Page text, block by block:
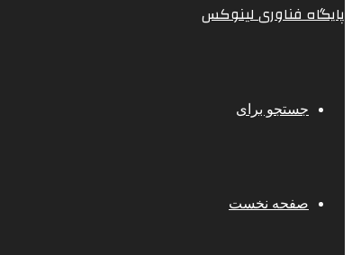
پایگاه فناوری لینوکس
جستجو برای
صفحه نخست